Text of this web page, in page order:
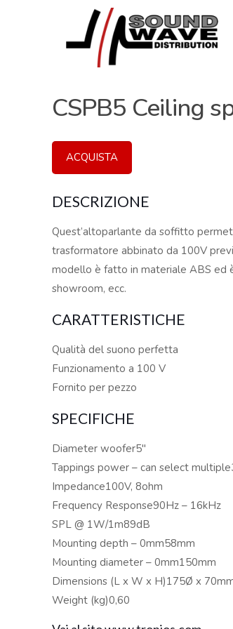
CSPB5 Ceiling
ACQUISTA
DESCRIZIONE
Quest’altoparlante da soffitto
trasformatore abbinato da 100V
modello è fatto in materiale ABS ed
showroom, ecc.
CARATTERISTICHE
Qualità del suono perfetta
Funzionamento a 100 V
Fornito per pezzo
SPECIFICHE
Diameter woofer5″
Tappings power – can select
Impedance100V, 8ohm
Frequency Response90Hz – 16kHz
SPL @ 1W/1m89dB
Mounting depth – 0mm58mm
Mounting diameter – 0mm150mm
Dimensions (L x W x H)175Ø x
Weight (kg)0,60